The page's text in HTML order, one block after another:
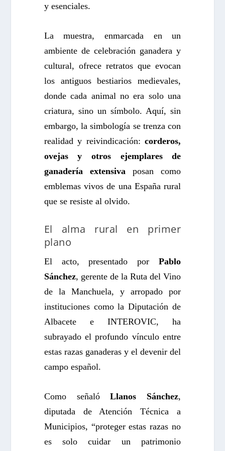
y esenciales.
La muestra, enmarcada en un
ambiente de celebración ganadera y
cultural, ofrece retratos que evocan
los antiguos bestiarios medievales,
donde cada animal no era solo una
criatura, sino un símbolo. Aquí, sin
embargo, la simbología se trenza con
realidad y reivindicación:corderos,
ovejas y otros ejemplares de
ganadería extensiva posan como
emblemas vivos de una España rural
que se resiste al olvido.
El alma rural en primer
plano
El acto, presentado porPablo
Sánchez, gerente de la Ruta del Vino
de la Manchuela, y arropado por
instituciones como la Diputación de
Albacete e INTEROVIC, ha
subrayado el profundo vínculo entre
estas razas ganaderas y el devenir del
campo español.
Como señalóLlanos Sánchez,
diputada de Atención Técnica a
Municipios, “proteger estas razas no
es solo cuidar un patrimonio